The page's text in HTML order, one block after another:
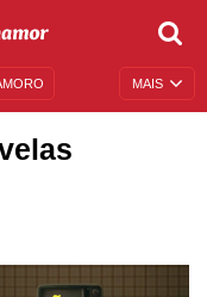
MAIS